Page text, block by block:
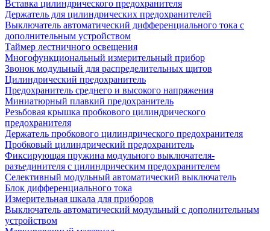
Вставка цилиндрического предохранителя
Держатель для цилиндрических предохранителей
Выключатель автоматический дифференциального тока с
дополнительным устройством
Таймер лестничного освещения
Многофункциональный измерительный прибор
Звонок модульный для распределительных щитов
Цилиндрический предохранитель
Предохранитель среднего и высокого напряжения
Миниатюрный плавкий предохранитель
Резьбовая крышка пробкового цилиндрического
предохранителя
Держатель пробкового цилиндрического предохранителя
Пробковый цилиндрический предохранитель
Фиксирующая пружина модульного выключателя-
разъединителя с цилиндрическим предохранителем
Селективный модульный автоматический выключатель
Блок дифференциального тока
Измерительная шкала для приборов
Выключатель автоматический модульный с дополнительным
устройством